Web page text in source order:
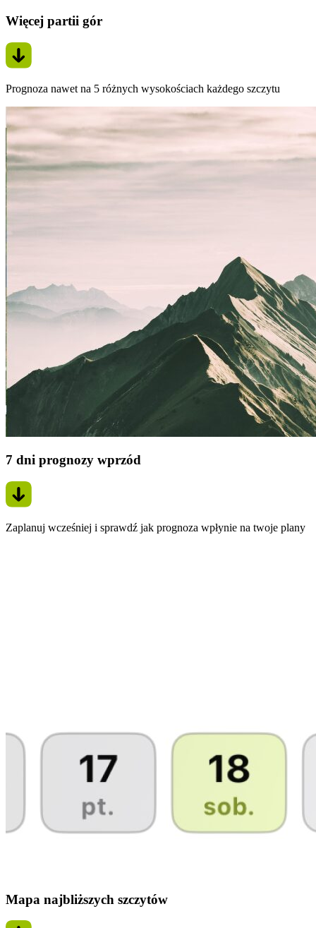
Więcej partii gór
Prognoza nawet na 5 różnych wysokościach każdego szczytu
7 dni prognozy wprzód
Zaplanuj wcześniej i sprawdź jak prognoza wpłynie na twoje plany
Mapa najbliższych szczytów